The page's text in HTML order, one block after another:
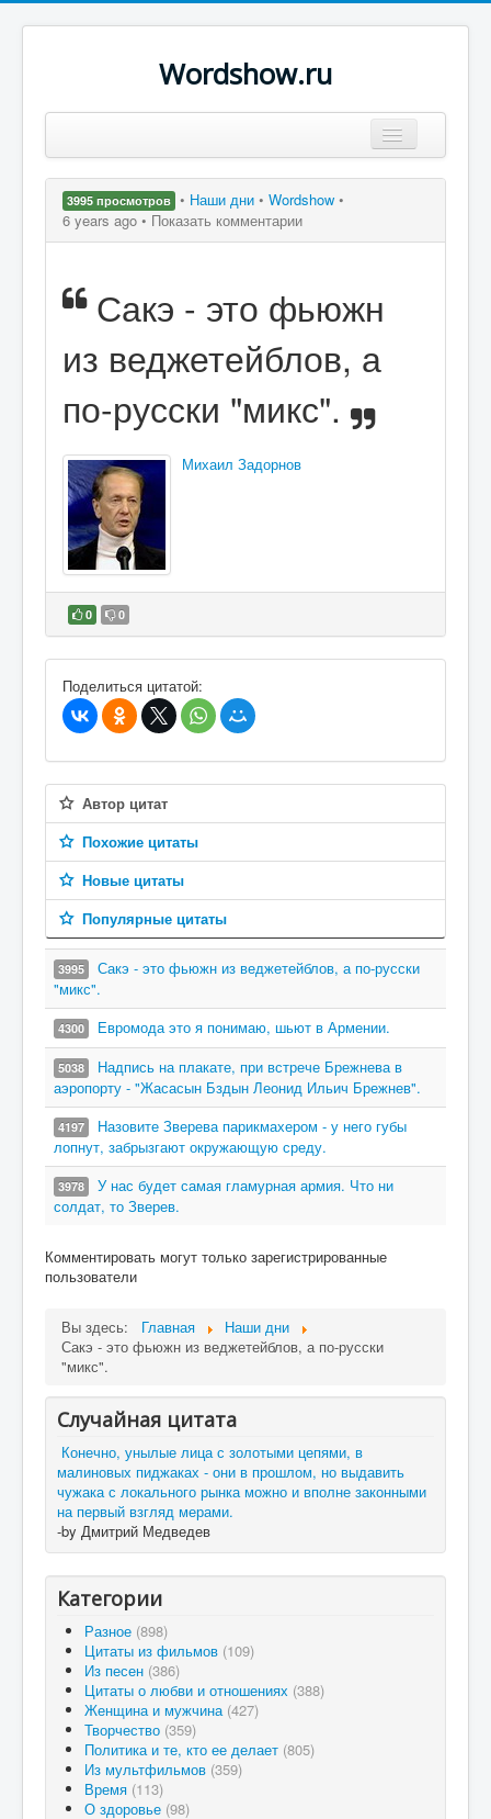
Wordshow.ru
Популярные цитаты
Поиск
3995 просмотров • Наши дни • Wordshow •
6 years ago • Показать комментарии
Сакэ - это фьюжн
из веджетейблов, а
по-русски "микс".
Михаил Задорнов
0 0
В избранное
Поделиться цитатой:
Автор цитат
Похожие цитаты
Новые цитаты
Популярные цитаты
3995
Сакэ - это фьюжн из веджетейблов, а по-русски
"микс".
4300 Евромода это я понимаю, шьют в Армении.
5038
Надпись на плакате, при встрече Брежнева в
аэропорту - "Жасасын Бздын Леонид Ильич Брежнев".
4197
Назовите Зверева парикмахером - у него губы
лопнут, забрызгают окружающую среду.
3978
У нас будет самая гламурная армия. Что ни
солдат, то Зверев.
Комментировать могут только зарегистрированные
пользователи
Вы здесь: Главная
Наши дни
Сакэ - это фьюжн из веджетейблов, а по-русски
"микс".
Случайная цитата
Конечно, унылые лица с золотыми цепями, в
малиновых пиджаках - они в прошлом, но выдавить
чужака с локального рынка можно и вполне законными
на первый взгляд мерами.
-by Дмитрий Медведев
Категории
Разное (898)
Цитаты из фильмов (109)
Из песен (386)
Цитаты о любви и отношениях (388)
Женщина и мужчина (427)
Творчество (359)
Политика и те, кто ее делает (805)
Из мультфильмов (359)
Время (113)
О здоровье (98)